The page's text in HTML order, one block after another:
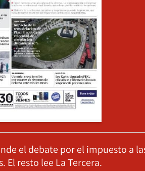
el debate por el impuesto a
El resto lee La Tercera.